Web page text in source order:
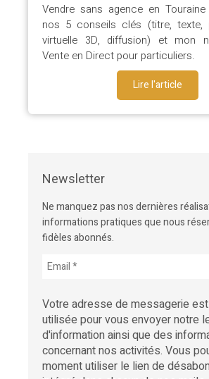
Vendre sans agence en
nos 5 conseils clés (titre, texte,
virtuelle 3D, diffusion) et mon
Vente en Direct pour particuliers.
Lire l'article
Newsletter
Ne manquez pas nos dernières
informations pratiques que nous
fidèles abonnés.
Votre adresse de messagerie
utilisée pour vous envoyer notre
d'information ainsi que des
concernant nos activités. Vous
moment utiliser le lien de